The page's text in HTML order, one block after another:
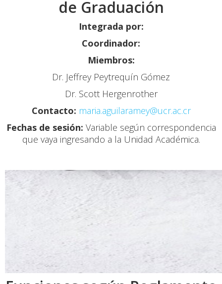
de Graduación
Integrada por:
Coordinador:
Miembros:
Dr. Jeffrey Peytrequín Gómez
Dr. Scott Hergenrother
Contacto: maria.aguilaramey@ucr.ac.cr
Fechas de sesión: Variable según correspondencia
que vaya ingresando a la Unidad Académica.